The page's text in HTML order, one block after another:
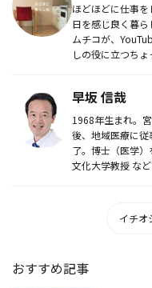
ほどほどに仕事
日を感じ良く暮
ムチコが、
しの役に立つち
早坂 信哉
1968年生まれ。
後、地域医療に
了。博士（医学
文化大学教授 な
イチオ
おすすめ記事